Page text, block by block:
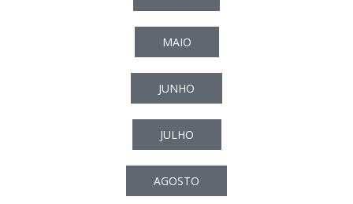
MAIO
JUNHO
JULHO
AGOSTO